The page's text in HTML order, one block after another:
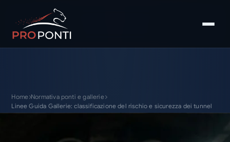
Home Normativa ponti e gallerie
Linee Guida Gallerie: classificazione del rischio e sicurezza dei tunnel